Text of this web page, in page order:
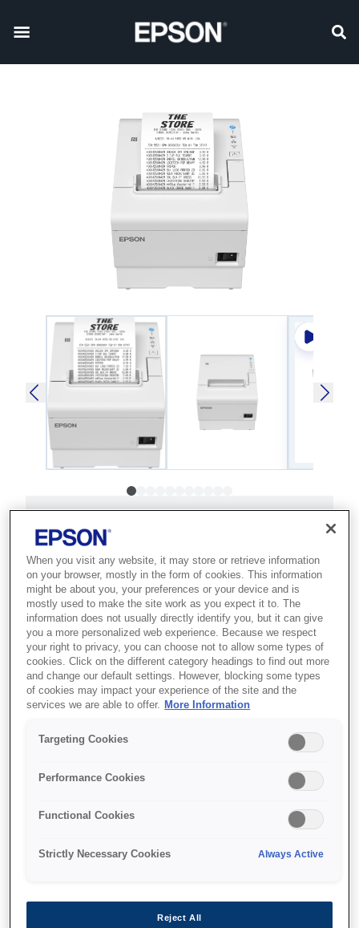
TM-T88VII (151): USB,
Ethernet, Fixed Interface,
PS, White
Best for retail and hospitality POS
setups that need fast, reliable and
eco-conscious thermal receipt printing.
Backwards compatible
Eco-conscious
When you visit any website, it may store or retrieve information
on your browser, mostly in the form of cookies. This information
might be about you, your preferences or your device and is
mostly used to make the site work as you expect it to. The
information does not usually directly identify you, but it can give
you a more personalized web experience. Because we respect
your right to privacy, you can choose not to allow some types of
cookies. Click on the different category headings to find out more
and change our default settings. However, blocking some types
of cookies may impact your experience of the site and the
services we are able to offer. More Information
Targeting Cookies
Performance Cookies
Functional Cookies
Strictly Necessary Cookies Always Active
Reject All